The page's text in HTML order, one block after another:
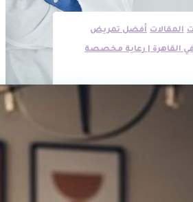
المقالات أفضل تمريض
القاهرة | رعاية مخصصة